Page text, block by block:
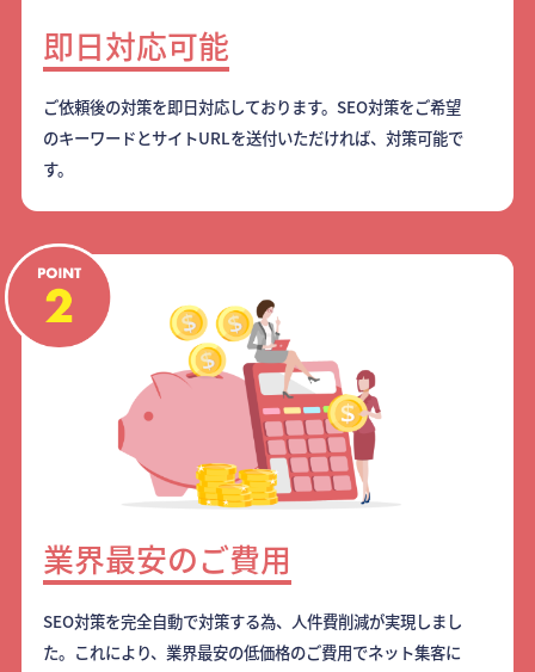
即日対応可能
ご依頼後の対策を即日対応しております。SEO対策をご希望
のキーワードとサイトURLを送付いただければ、対策可能で
す。
業界最安のご費用
SEO対策を完全自動で対策する為、人件費削減が実現しまし
た。これにより、業界最安の低価格のご費用でネット集客に